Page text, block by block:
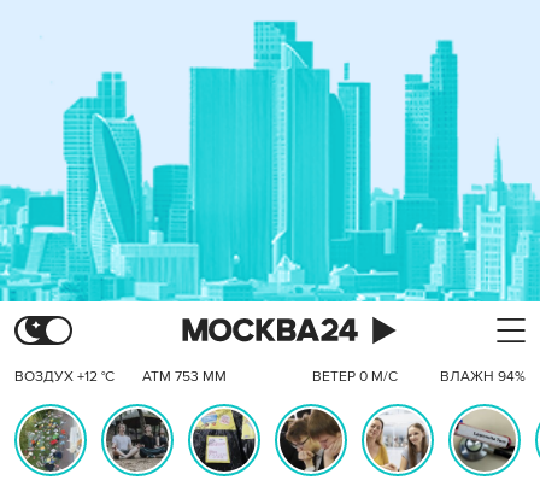
ВОЗДУХ +12 °C АТМ 753 ММ ВЕТЕР 0 М/С ВЛАЖН 94%